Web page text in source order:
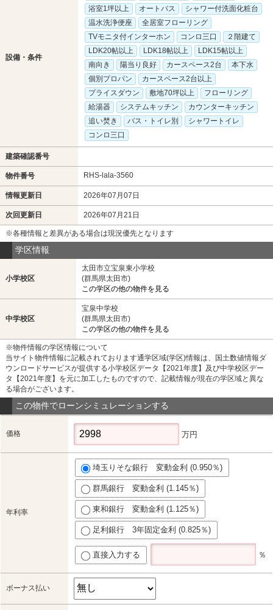
設備・条件
浴室1坪以上
オートバス
シャワー付洗面化粧台
温水洗浄便座
全居室フローリング
TVモニタ付インターホン
コンロ三口
２階建て
LDK20帖以上
LDK18帖以上
LDK15帖以上
南向き
陽当り良好 カースペース2台
本下水
個別プロパン
カースペース2台以上
プライスダウン
敷地70坪以上
フローリング
給湯器
システムキッチン
カウンターキッチン
追い焚き
バス・トイレ別
シャワートイレ
コンロ三口
建築確認番号
物件番号 RHS-lala-3560
情報更新日 2026年07月07日
次回更新日 2026年07月21日
※各種情報と差異がある場合は現況優先となります
学区情報
小学校区
太田市立宝泉東小学校
(群馬県太田市)
この学区の他の物件を見る
中学校区
宝泉中学校
(群馬県太田市)
この学区の他の物件を見る
※物件情報の学区情報について
当サイト物件情報に記載されております通学区域(学区)情報は、国土数値情報ダ
ウンロードサービスが提供する小学校区データ【2021年度】及び中学校区デー
タ【2021年度】を元に加工したものですので、記載情報が現在の学区域と異な
る場合がございます。
この物件でローンシミュレーションする
価格 万円
年利率
埼玉りそな銀行 変動金利 (0.950％)
群馬銀行 変動金利 (1.145％)
東和銀行 変動金利 (1.125％)
足利銀行 3年固定金利 (0.825％)
直接入力する ％
ボーナス払い